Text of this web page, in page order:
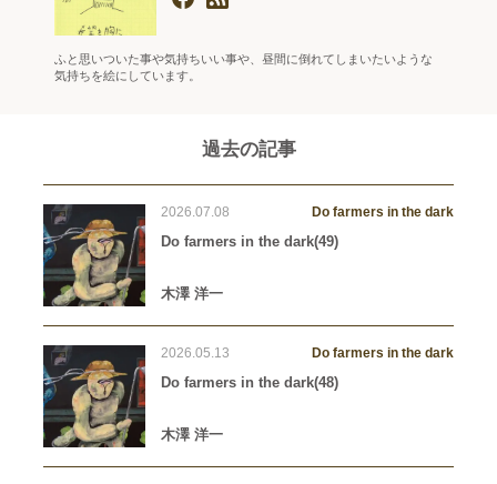
ふと思いついた事や気持ちいい事や、昼間に倒れてしまいたいような
気持ちを絵にしています。
過去の記事
2026.07.08 Do farmers in the dark
Do farmers in the dark(49)
木澤 洋一
2026.05.13 Do farmers in the dark
Do farmers in the dark(48)
木澤 洋一